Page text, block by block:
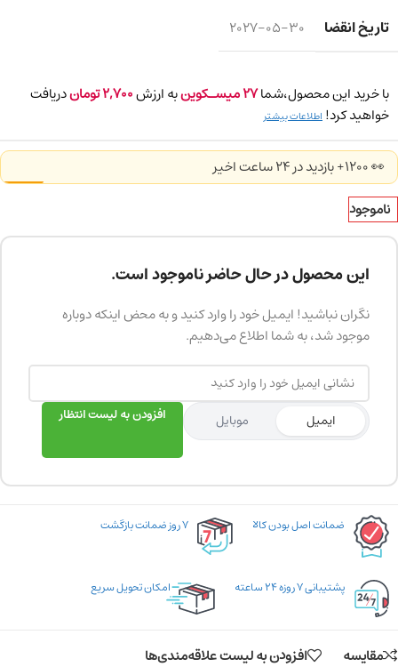
تاریخ انقضا 2027-05-30
با خرید این محصول،شما27میسـکوینبه ارزش2,700توماندریافت
خواهید کرد! اطلاعات بیشتر
👀 1200+ بازدید در ۲۴ ساعت اخیر
ناموجود
این محصول در حال حاضر ناموجود است.
نگران نباشید! ایمیل خود را وارد کنید و به محض اینکه دوباره
موجود شد، به شما اطلاع می‌دهیم.
ایمیل موبایل افزودن به لیست انتظار
ضمانت اصل بودن کالا ۷ روز ضمانت بازگشت
پشتیبانی ۷ روزه ۲۴ ساعته امکان تحویل سریع
مقایسه افزودن به لیست علاقه‌مندی‌ها